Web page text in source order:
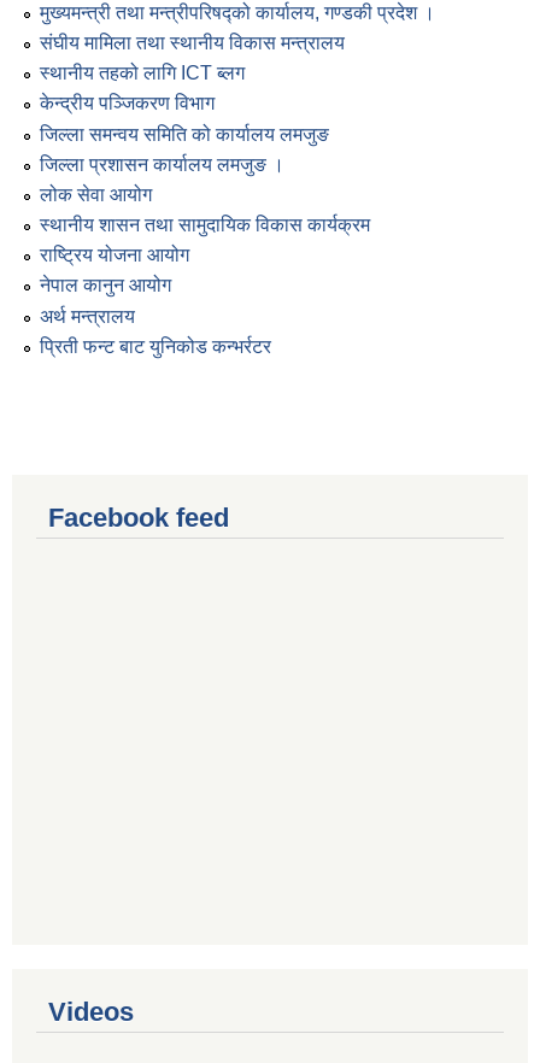
मुख्यमन्त्री तथा मन्त्रीपरिषद्को कार्यालय, गण्डकी प्रदेश ।
संघीय मामिला तथा स्थानीय विकास मन्त्रालय
स्थानीय तहको लागि ICT ब्लग
केन्द्रीय पञ्जिकरण विभाग
जिल्ला समन्वय समिति को कार्यालय लमजुङ
जिल्ला प्रशासन कार्यालय लमजुङ ।
लोक सेवा आयोग
स्थानीय शासन तथा सामुदायिक विकास कार्यक्रम
राष्ट्रिय योजना आयोग
नेपाल कानुन आयोग
अर्थ मन्त्रालय
प्रिती फन्ट बाट युनिकोड कन्भर्रटर
Facebook feed
Videos